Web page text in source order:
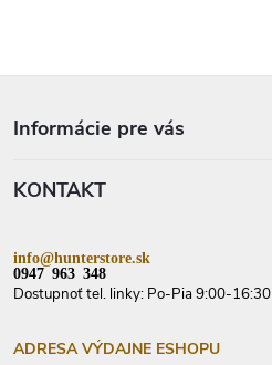
Informácie pre vás
KONTAKT
info@hunterstore.sk
0947 963 348
Dostupnoť tel. linky: Po-Pia 9:00-16:30
ADRESA VÝDAJNE ESHOPU